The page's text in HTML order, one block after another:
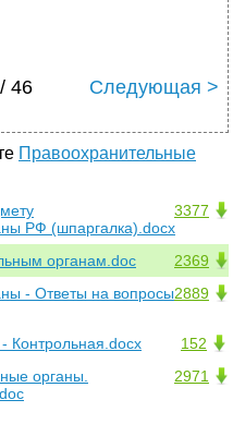
46 Следующая >
Правоохранительные
3377
РФ (шпаргалка).docx
2369
органам.doc
2889
- Ответы на вопросы
152
Контрольная.docx
2971
органы.